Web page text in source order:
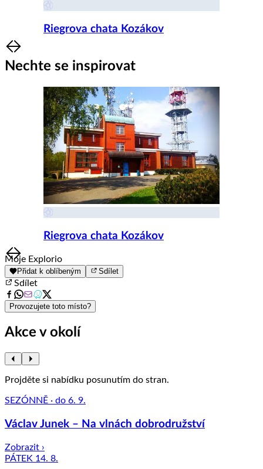
Riegrova chata Kozákov
Item
1
of
Nechte se inspirovat
Riegrova chata Kozákov
Item
1
of
8
Moje Explorio
Přidat k oblíbeným Sdílet
Sdílet
Provozujete toto místo?
Akce v okolí
Projděte si nabídku posunutím do stran.
SEZÓNNĚ · do 6. 9.
Václav Junek – Na vlnách dobrodružství
Zobrazit ›
PÁTEK 14. 8.